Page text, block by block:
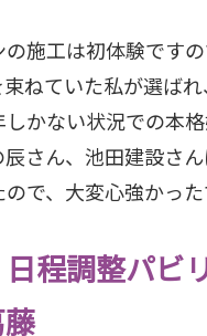
施工は初体験です
ねていた私が選ば
かない状況での本
さん、池田建設さ
で、大変心強かった
程調整パビ